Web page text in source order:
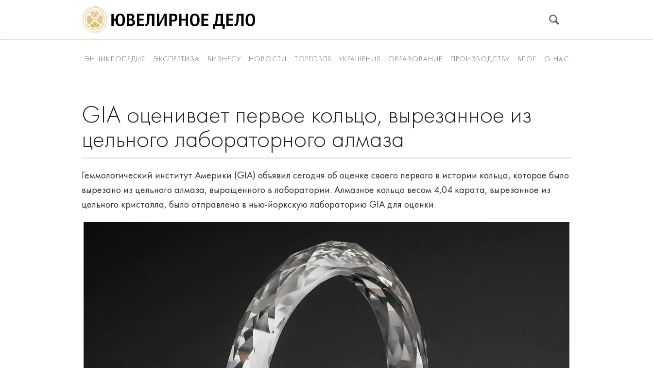
ЭНЦИКЛОПЕДИЯ ЭКСПЕРТИЗА БИЗНЕСУ НОВОСТИ ТОРГОВЛЯ УКРАШЕНИЯ ОБРАЗОВАНИЕ ПРОИЗВОДСТВУ БЛОГ О НАС
GIA оценивает первое кольцо, вырезанное из
цельного лабораторного алмаза
Геммологический институт Америки (GIA) объявил сегодня об оценке своего первого в истории кольца, которое было
вырезано из цельного алмаза, выращенного в лаборатории. Алмазное кольцо весом 4,04 карата, вырезанное из
цельного кристалла, было отправлено в нью-йоркскую лабораторию GIA для оценки.